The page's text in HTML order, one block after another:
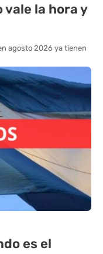
la hora y
agosto 2026 ya tienen
es el